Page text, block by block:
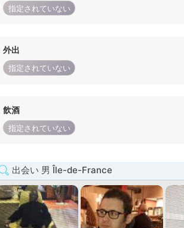
指定されていない
外出
指定されていない
飲酒
指定されていない
出会い 男 Île-de-France